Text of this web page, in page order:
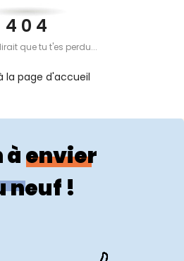
4 0 4
que tu t'es perdu...
la page d'accueil
à envier
neuf !